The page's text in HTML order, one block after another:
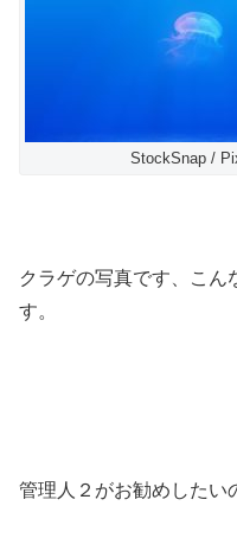
StockSnap /
クラゲの写真です、こん
す。
管理人２がお勧めしたい